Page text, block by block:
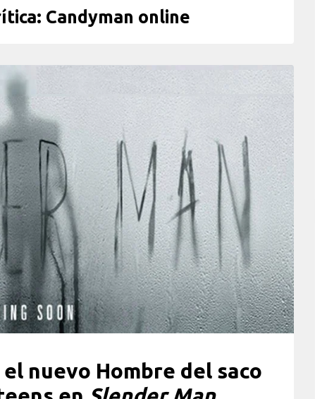
Candyman online
nuevo Hombre del saco